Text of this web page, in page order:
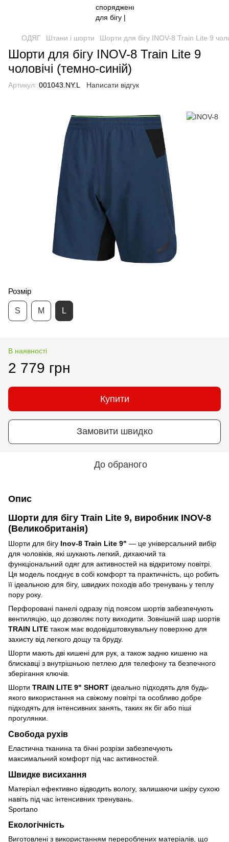
ОДЯГ Штани і шорти Шорти для бігу INOV-8 Train Lite 9
Шорти для бігу INOV-8 Train Lite 9
чоловічі (темно-синій)
Артикул: 001043.NY.L Написати відгук
Розмір
S M L
В наявності
2 779 грн
Купити
Замовити швидко
До обраного
Опис
Шорти для бігу Train Lite 9, виробник INOV-8
(Великобританія)
Шорти для бігу Inov-8 Train Lite 9" — це універсальний вибір
для чоловіків, які шукають легкий, дихаючий та
функціональний одяг для активностей на відкритому повітрі.
Ця модель поєднує в собі комфорт та практичність, що робить
її ідеальною для бігу, швидких походів або тренувань у теплу
пору року.
Перфоровані панелі одразу під поясом шортів забезпечують
вентиляцію, що дозволяє поту виходити. Зовнішній шар шортів
TRAIN LITE також має водовідштовхувальну поверхню для
захисту від легкого дощу та бруду.
Шорти мають дві кишені для рук, а також задню кишеню на
блискавці з внутрішньою петлею для телефону та безпечного
зберігання ключів.
Шорти TRAIN LITE 9" SHORT ідеально підходять для будь-
якого використання на свіжому повітрі та особливо добре
підходять для інтенсивних занять, таких як біг або піші
прогулянки.
Свобода рухів
Еластична тканина та бічні розрізи забезпечують
максимальний комфорт під час активностей.
Швидке висихання
Матеріал ефективно відводить вологу, залишаючи шкіру сухою
навіть під час інтенсивних тренувань.
Sportano
Екологічність
Виготовлені з використанням перероблених матеріалів, що